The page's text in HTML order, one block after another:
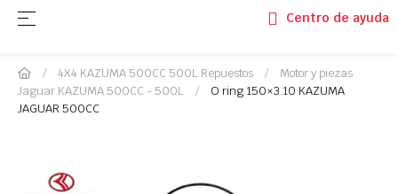
Navegación de palanca
☰ Centro de ayuda
4X4 KAZUMA 500CC 500L Repuestos
Motor y piezas
Jaguar KAZUMA 500CC - 500L
O ring 150×3.10 KAZUMA
JAGUAR 500CC